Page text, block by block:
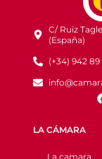
C/ Ruiz
(España)
(+34) 942 89
LA CÁMARA
La camara